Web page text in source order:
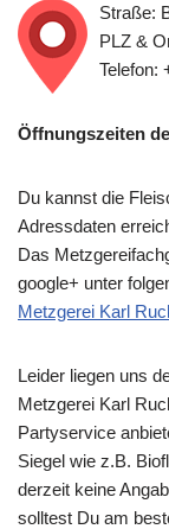
Straße:
PLZ &
Telefon:
Öffnungszeiten
Du kannst die
Adressdaten
Das
google+ unter
Metzgerei Karl
Leider liegen uns
Metzgerei Karl
Partyservice
Siegel wie z.B.
derzeit keine
solltest Du am